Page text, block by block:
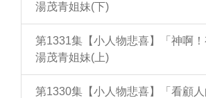
湯茂青姐妹(下)
第1331集【小人物悲喜】「神啊
湯茂青姐妹(上)
第1330集【小人物悲喜】「看顧